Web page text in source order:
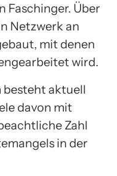
Über
Netzwerk an
mit denen
wird.
besteht aktuell
davon mit
Zahl
in der